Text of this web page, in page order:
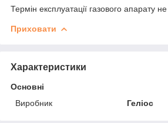
Термін експлуатації газового апарату
Приховати
Характеристики
Основні
Виробник
Геліос